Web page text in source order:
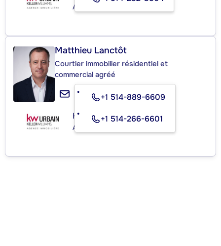
Agence immobilière
Matthieu Lanctôt
Courtier immobilier résidentiel et
commercial agréé
+1 514-889-6609
+1 514-266-6601
KELLER WILLIAMS URBAIN
Agence immobilière